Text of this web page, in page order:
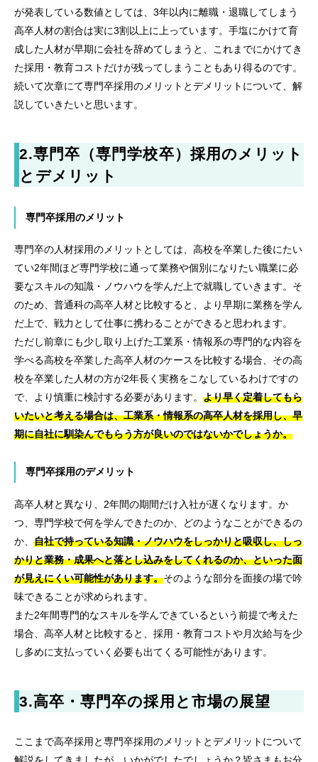
が発表している数値としては、3年以内に離職・退職してしまう
高卒人材の割合は実に3割以上に上っています。手塩にかけて育
成した人材が早期に会社を辞めてしまうと、これまでにかけてき
た採用・教育コストだけが残ってしまうこともあり得るのです。
続いて次章にて専門卒採用のメリットとデメリットについて、解
説していきたいと思います。
2.専門卒（専門学校卒）採用のメリット
とデメリット
専門卒採用のメリット
専門卒の人材採用のメリットとしては、高校を卒業した後にたい
てい2年間ほど専門学校に通って業務や個別になりたい職業に必
要なスキルの知識・ノウハウを学んだ上で就職していきます。そ
のため、普通科の高卒人材と比較すると、より早期に業務を学ん
だ上で、戦力として仕事に携わることができると思われます。
ただし前章にも少し取り上げた工業系・情報系の専門的な内容を
学べる高校を卒業した高卒人材のケースを比較する場合、その高
校を卒業した人材の方が2年長く実務をこなしているわけですの
で、より慎重に検討する必要があります。 より早く定着してもら
いたいと考える場合は、工業系・情報系の高卒人材を採用し、早
期に自社に馴染んでもらう方が良いのではないかでしょうか。
専門卒採用のデメリット
高卒人材と異なり、2年間の期間だけ入社が遅くなります。か
つ、専門学校で何を学んできたのか、どのようなことができるの
か、 自社で持っている知識・ノウハウをしっかりと吸収し、しっ
かりと業務・成果へと落とし込みをしてくれるのか、といった面
が見えにくい可能性があります。そのような部分を面接の場で吟
味できることが求められます。
また2年間専門的なスキルを学んできているという前提で考えた
場合、高卒人材と比較すると、採用・教育コストや月次給与を少
し多めに支払っていく必要も出てくる可能性があります。
3.高卒・専門卒の採用と市場の展望
ここまで高卒採用と専門卒採用のメリットとデメリットについて